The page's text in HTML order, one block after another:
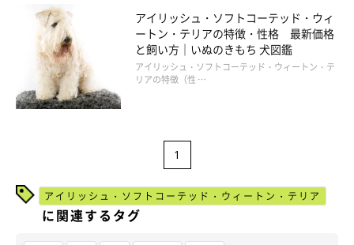
アイリッシュ・ソフトコーテッド・ウィ
ートン・テリアの特徴・性格 最新価格
と飼い方｜いぬのきもち 犬図鑑
アイリッシュ・ソフトコーテッド・ウィートン・テ
リアの特徴（性 …
1
アイリッシュ・ソフトコーテッド・ウィートン・テリア
に関連するタグ